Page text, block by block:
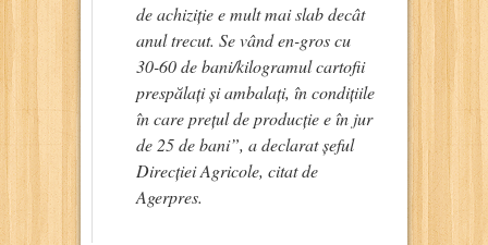
de achiziție e mult mai slab decât
anul trecut. Se vând en-gros cu
30-60 de bani/kilogramul cartofii
prespălați și ambalați, în condițiile
în care prețul de producție e în jur
de 25 de bani”, a declarat șeful
Direcției Agricole, citat de
Agerpres.